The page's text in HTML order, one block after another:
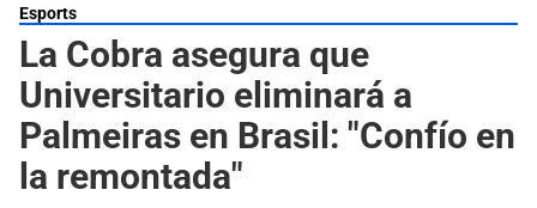
Esports
La Cobra asegura que
Universitario eliminará a
Palmeiras en Brasil: "Confío en
la remontada"